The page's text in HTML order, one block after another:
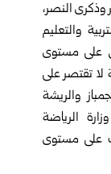
وذكرى النصر،
والتعليم
على مستوى
لا تقتصر على
والريشة
الرياضة
على مستوى